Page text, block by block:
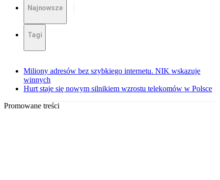
Najnowsze
Tagi
Miliony adresów bez szybkiego internetu. NIK wskazuje
winnych
Hurt staje się nowym silnikiem wzrostu telekomów w Polsce
Promowane treści